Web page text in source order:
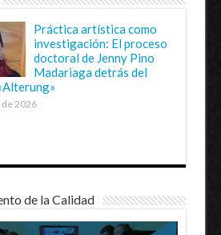
Práctica artística como
investigación: El proceso
doctoral de Jenny Pino
Madariaga detrás del
2026
de la Calidad